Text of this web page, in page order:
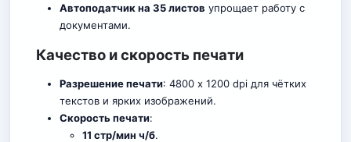
Автоподатчик на 35 листов упрощает работу с
документами.
Качество и скорость печати
Разрешение печати: 4800 x 1200 dpi для чётких
текстов и ярких изображений.
Скорость печати:
11 стр/мин ч/б.